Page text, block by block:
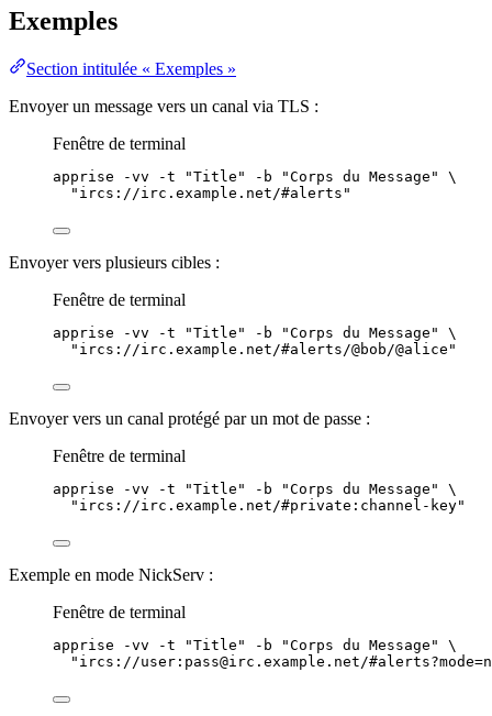
Exemples
Section intitulée « Exemples »
Envoyer un message vers un canal via TLS :
Fenêtre de terminal
apprise -vv -t "Title " -b "Corps du Message "
\
" ircs://irc.example.net/#alerts "
Envoyer vers plusieurs cibles :
Fenêtre de terminal
apprise -vv -t "Title " -b "Corps du Message "
\
" ircs://irc.example.net/#alerts/@bob/@alice "
Envoyer vers un canal protégé par un mot de passe :
Fenêtre de terminal
apprise -vv -t "Title " -b "Corps du Message "
\
" ircs://irc.example.net/#private:channel-key"
Exemple en mode NickServ :
Fenêtre de terminal
apprise -vv -t "Title " -b "Corps du Message "
\
" ircs://user:pass@irc.example.net/